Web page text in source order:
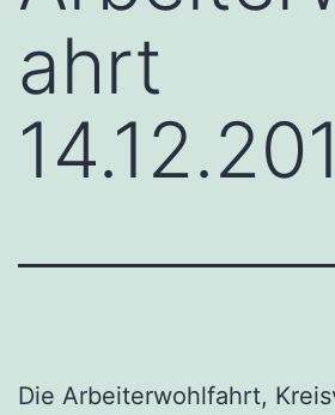
ahrt
Die Arbeiterwohlfahrt,